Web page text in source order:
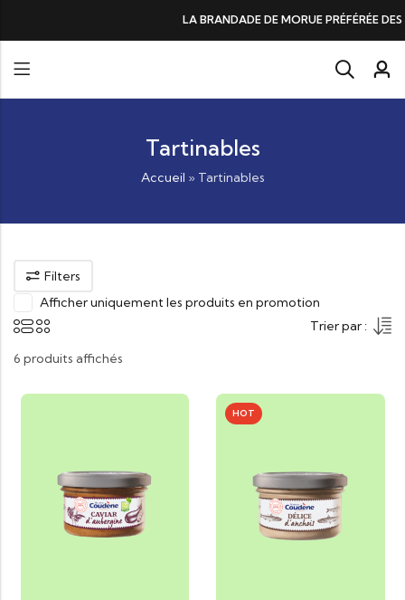
LA BRANDADE DE MORUE PRÉFÉRÉE DES GOURMANDS, N°1
Tartinables
Accueil » Tartinables
Filters
Afficher uniquement les produits en promotion
Trier par :
6 produits affichés
HOT